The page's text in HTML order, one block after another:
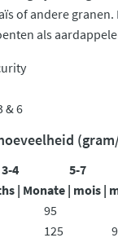
of andere granen.
als
& 6
3-4 5-7
| Monate | mois |
95
125